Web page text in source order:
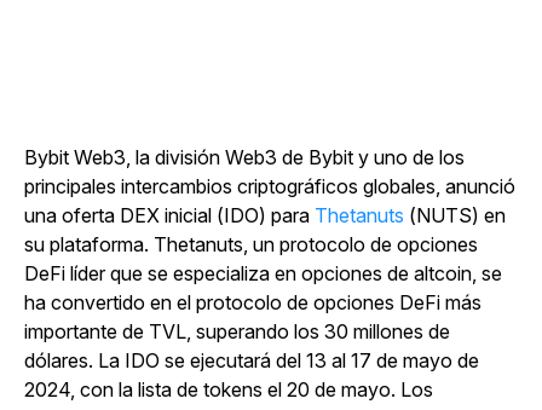
Bybit Web3, la división Web3 de Bybit y uno de los
principales intercambios criptográficos globales, anunció
una oferta DEX inicial (IDO) para Thetanuts (NUTS) en
su plataforma. Thetanuts, un protocolo de opciones
DeFi líder que se especializa en opciones de altcoin, se
ha convertido en el protocolo de opciones DeFi más
importante de TVL, superando los 30 millones de
dólares. La IDO se ejecutará del 13 al 17 de mayo de
2024, con la lista de tokens el 20 de mayo. Los